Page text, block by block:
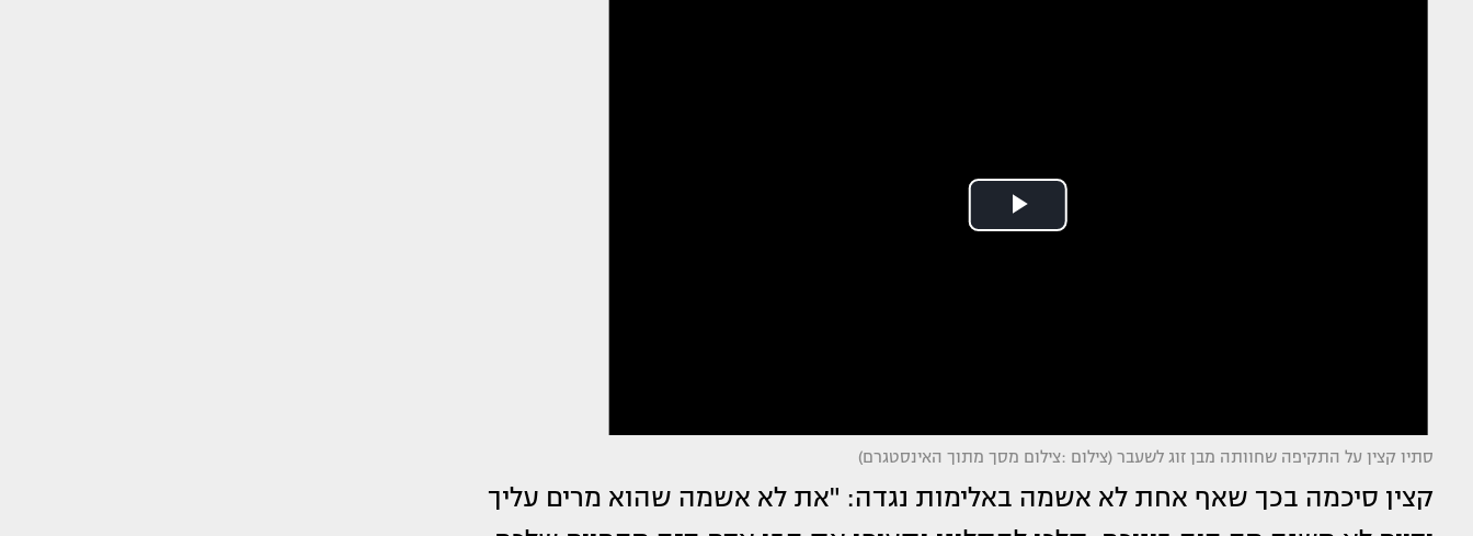
סתיו קצין על התקיפה שחוותה מבן זוג לשעבר (צילום :צילום מסך מתוך האינסטגרם)
קצין סיכמה בכך שאף אחת לא אשמה באלימות נגדה: "את לא אשמה שהוא מרים עליך